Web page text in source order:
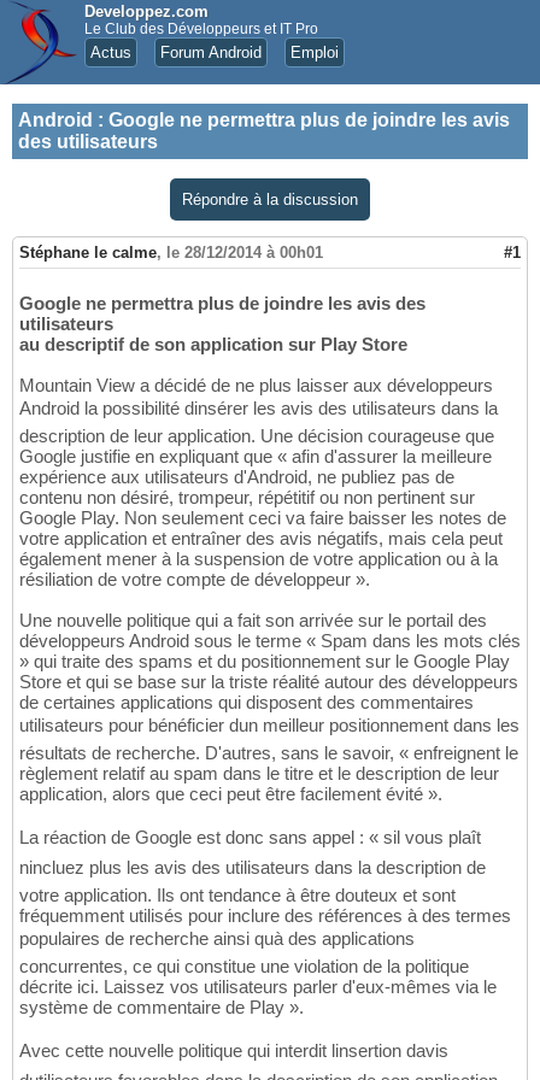
Developpez.com
Le Club des Développeurs et IT Pro
Actus Forum Android Emploi
Android : Google ne permettra plus de joindre les avis
des utilisateurs
Répondre à la discussion
Stéphane le calme, le 28/12/2014 à 00h01 #1
Google ne permettra plus de joindre les avis des
utilisateurs
au descriptif de son application sur Play Store
Mountain View a décidé de ne plus laisser aux développeurs
Android la possibilité dinsérer les avis des utilisateurs dans la
description de leur application. Une décision courageuse que
Google justifie en expliquant que « afin d'assurer la meilleure
expérience aux utilisateurs d'Android, ne publiez pas de
contenu non désiré, trompeur, répétitif ou non pertinent sur
Google Play. Non seulement ceci va faire baisser les notes de
votre application et entraîner des avis négatifs, mais cela peut
également mener à la suspension de votre application ou à la
résiliation de votre compte de développeur ».
Une nouvelle politique qui a fait son arrivée sur le portail des
développeurs Android sous le terme « Spam dans les mots clés
» qui traite des spams et du positionnement sur le Google Play
Store et qui se base sur la triste réalité autour des développeurs
de certaines applications qui disposent des commentaires
utilisateurs pour bénéficier dun meilleur positionnement dans les
résultats de recherche. D'autres, sans le savoir, « enfreignent le
règlement relatif au spam dans le titre et le description de leur
application, alors que ceci peut être facilement évité ».
La réaction de Google est donc sans appel : « sil vous plaît
nincluez plus les avis des utilisateurs dans la description de
votre application. Ils ont tendance à être douteux et sont
fréquemment utilisés pour inclure des références à des termes
populaires de recherche ainsi quà des applications
concurrentes, ce qui constitue une violation de la politique
décrite ici. Laissez vos utilisateurs parler d'eux-mêmes via le
système de commentaire de Play ».
Avec cette nouvelle politique qui interdit linsertion davis